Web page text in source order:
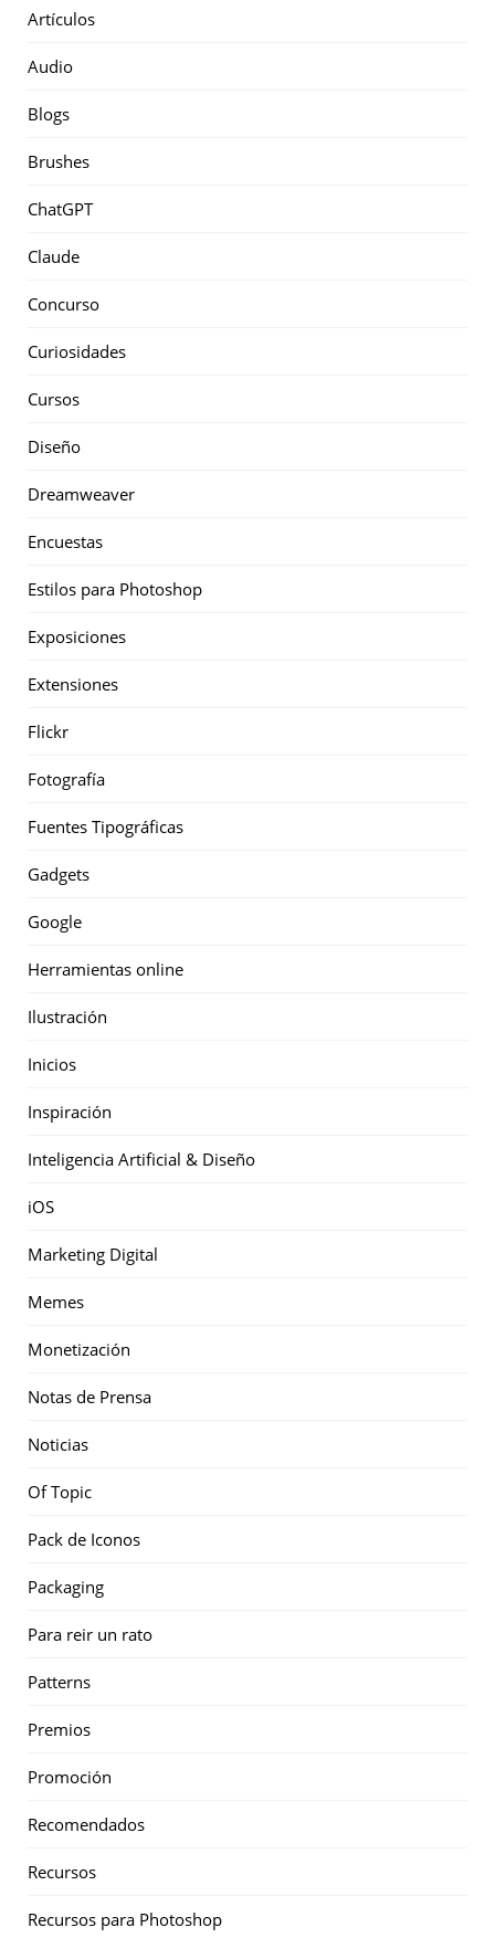
Artículos
Audio
Blogs
Brushes
ChatGPT
Claude
Concurso
Curiosidades
Cursos
Diseño
Dreamweaver
Encuestas
Estilos para Photoshop
Exposiciones
Extensiones
Flickr
Fotografía
Fuentes Tipográficas
Gadgets
Google
Herramientas online
Ilustración
Inicios
Inspiración
Inteligencia Artificial & Diseño
iOS
Marketing Digital
Memes
Monetización
Notas de Prensa
Noticias
Of Topic
Pack de Iconos
Packaging
Para reir un rato
Patterns
Premios
Promoción
Recomendados
Recursos
Recursos para Photoshop